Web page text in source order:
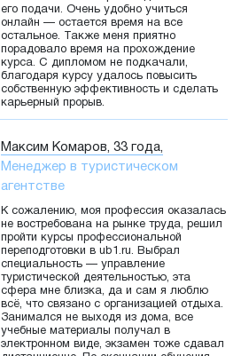
его подачи. Очень удобно учиться
онлайн — остается время на все
остальное. Также меня приятно
порадовало время на прохождение
курса. С дипломом не подкачали,
благодаря курсу удалось повысить
собственную эффективность и сделать
карьерный прорыв.
Максим Комаров, 33 года,
Менеджер в туристическом
агентстве
К сожалению, моя профессия оказалась
не востребована на рынке труда, решил
пройти курсы профессиональной
переподготовки в ub1.ru. Выбрал
специальность — управление
туристической деятельностью, эта
сфера мне близка, да и сам я люблю
всё, что связано с организацией отдыха.
Занимался не выходя из дома, все
учебные материалы получал в
электронном виде, экзамен тоже сдавал